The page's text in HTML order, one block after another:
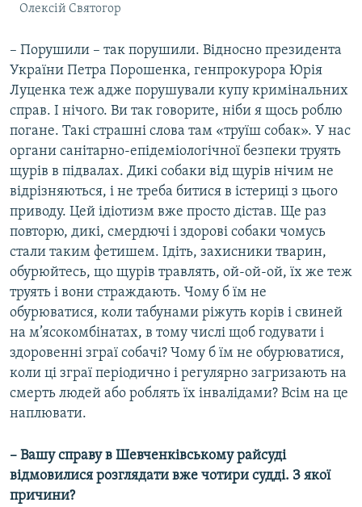
Олексій Святогор
– Порушили – так порушили. Відносно президента
України Петра Порошенка, генпрокурора Юрія
Луценка теж адже порушували купу кримінальних
справ. І нічого. Ви так говорите, ніби я щось роблю
погане. Такі страшні слова там «труїш собак». У нас
органи санітарно-епідеміологічної безпеки труять
щурів в підвалах. Дикі собаки від щурів нічим не
відрізняються, і не треба битися в істериці з цього
приводу. Цей ідіотизм вже просто дістав. Ще раз
повторю, дикі, смердючі і здорові собаки чомусь
стали таким фетишем. Ідіть, захисники тварин,
обурюйтесь, що щурів травлять, ой-ой-ой, їх же теж
труять і вони страждають. Чому б їм не
обурюватися, коли табунами ріжуть корів і свиней
на м’ясокомбінатах, в тому числі щоб годувати і
здоровенні зграї собачі? Чому б їм не обурюватися,
коли ці зграї періодично і регулярно загризають на
смерть людей або роблять їх інвалідами? Всім на це
наплювати.
– Вашу справу в Шевченківському райсуді
відмовилися розглядати вже чотири судді. З якої
причини?